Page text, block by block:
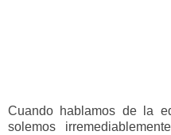
Cuando hablamos de la
solemos